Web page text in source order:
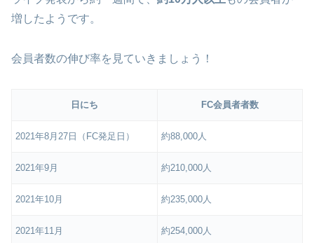
増したようです。
会員者数の伸び率を見ていきましょう！
日にち FC会員者者数
2021年8月27日（FC発足日） 約88,000人
2021年9月 約210,000人
2021年10月 約235,000人
2021年11月 約254,000人